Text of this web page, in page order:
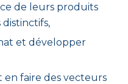
de leurs produits
et développer
faire des vecteurs